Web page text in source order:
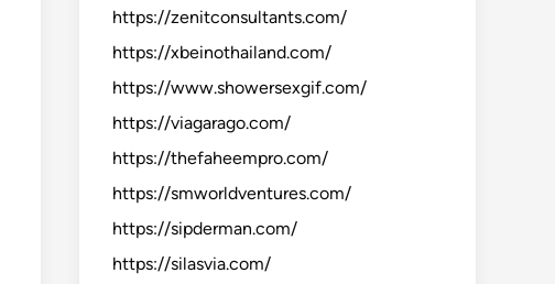
https://zenitconsultants.com/
https://xbeinothailand.com/
https://www.showersexgif.com/
https://viagarago.com/
https://thefaheempro.com/
https://smworldventures.com/
https://sipderman.com/
https://silasvia.com/